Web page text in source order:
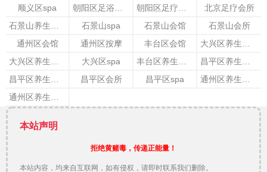
顺义区spa
北京足疗会所
石景山spa 石景山会馆
石景山会所
通州区会馆
通州区按摩 丰台区会馆
大兴区spa
昌平区会所 昌平区spa
本站声明
拒绝黄赌毒，传递正能量！
本站内容，均来自互联网，如有侵权，请即时联系我们删除。